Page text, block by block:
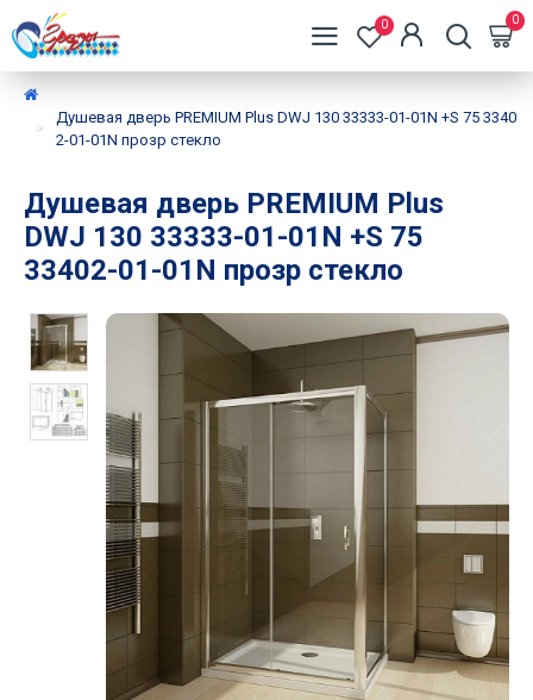
0 0
Душевая дверь PREMIUM Plus DWJ 130 33333-01-01N +S 75 3340
2-01-01N прозр стекло
Душевая дверь PREMIUM Plus
DWJ 130 33333-01-01N +S 75
33402-01-01N прозр стекло